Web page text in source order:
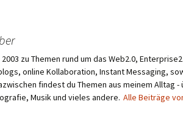
zu Themen rund um das Web2.0,
online Kollaboration, Instant Messaging,
findest du Themen aus meinem Alltag -
Musik und vieles andere. Alle Beiträge